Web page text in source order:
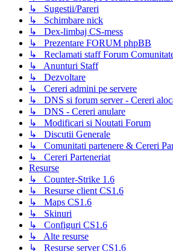
↳ Sugestii/Pareri
↳ Schimbare nick
↳ Dex-limbaj CS-mess
↳ Prezentare FORUM phpBB
↳ Reclamati staff Forum
↳ Anunturi Staff
↳ Dezvoltare
↳ Cereri admini pe servere
↳ DNS si forum server - Cereri
↳ DNS - Cereri anulare
↳ Modificari si Noutati Forum
↳ Discutii Generale
↳ Comunitati partenere & Cereri
↳ Cereri Parteneriat
Resurse
↳ Counter-Strike 1.6
↳ Resurse client CS1.6
↳ Maps CS1.6
↳ Skinuri
↳ Configuri CS1.6
↳ Alte resurse
↳ Resurse server CS1.6